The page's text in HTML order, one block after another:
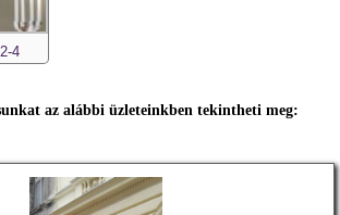
4
az alábbi üzleteinkben tekintheti meg: